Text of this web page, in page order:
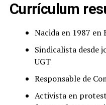
Currículum
Nacida en 1987 en
Sindicalista desde
UGT
Responsable de
Activista en